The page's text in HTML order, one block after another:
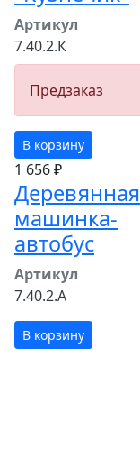
Артикул
7.40.2.К
Предзаказ
В корзину
1 656 ₽
Деревянная
машинка-
автобус
Артикул
7.40.2.А
В корзину